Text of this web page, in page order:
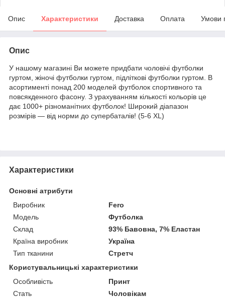
Опис Характеристики Доставка Оплата Умови
Опис
У нашому магазині Ви можете придбати чоловічі футболки
гуртом, жіночі футболки гуртом, підліткові футболки гуртом. В
асортименті понад 200 моделей футболок спортивного та
повсякденного фасону. З урахуванням кількості кольорів це
дає 1000+ різноманітних футболок! Широкий діапазон
розмірів — від норми до супербаталів! (5-6 XL)
Характеристики
Основні атрибути
Виробник
Fero
Модель
Футболка
Склад
93% Бавовна, 7% Еластан
Країна виробник
Україна
Тип тканини
Стретч
Користувальницькі характеристики
Особливість
Принт
Стать
Чоловікам